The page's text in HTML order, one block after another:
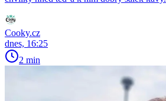
Cooky.cz
dnes, 16:25
2 min